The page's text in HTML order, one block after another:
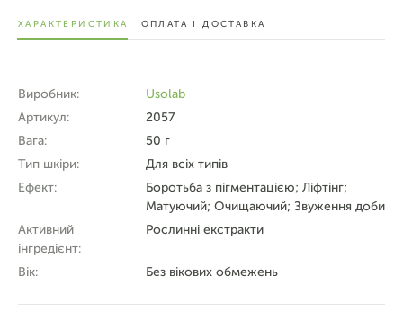
ХАРАКТЕРИСТИКА ОПЛАТА І ДОСТАВКА
Виробник:
Usolab
Артикул:
2057
Вага:
50 г
Тип шкіри:
Для всіх типів
Ефект:
Боротьба з пігментацією; Ліфтінг;
Матуючий; Очищаючий; Звуження доби
Активний
інгредієнт:
Рослинні екстракти
Вік: Без вікових обмежень